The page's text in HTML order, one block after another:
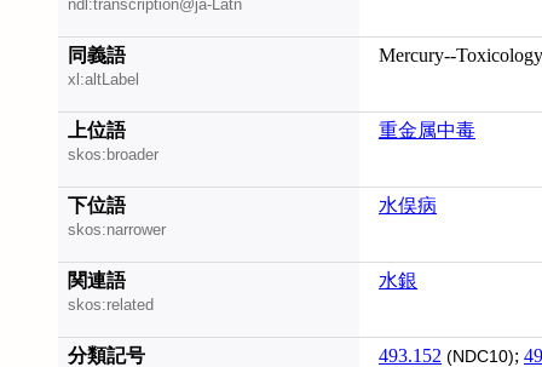
ndl:transcription@ja-Latn
同義語
xl:altLabel
Mercury--Toxicology
上位語
skos:broader
重金属中毒
下位語
skos:narrower
水俣病
関連語
skos:related
水銀
分類記号 493.152 (NDC10);